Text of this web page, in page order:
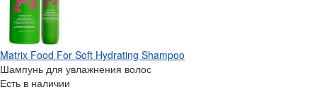
Matrix Food For Soft Hydrating Shampoo
Шампунь для увлажнения волос
Есть в наличии